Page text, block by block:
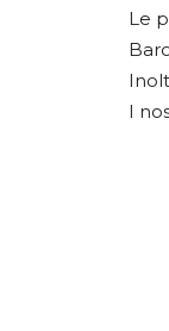
Le
I